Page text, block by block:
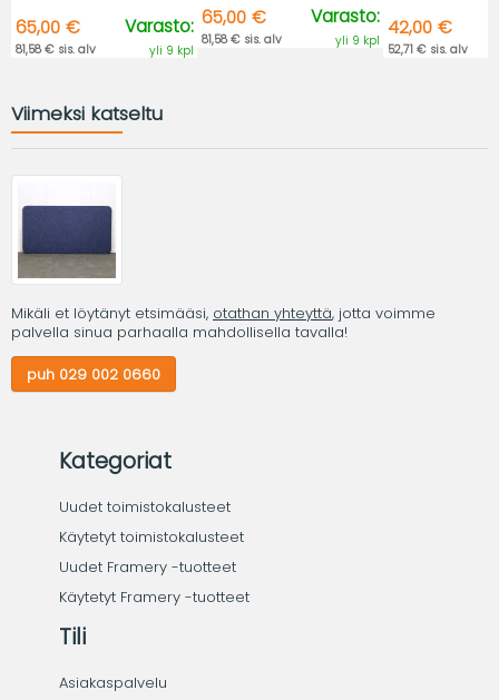
65,00 €
81,58 € sis. alv
Varasto:
yli 9 kpl
65,00 €
81,58 € sis. alv
Varasto:
yli 9 kpl
42,00 €
52,71 € sis. alv
Viimeksi katseltu
Mikäli et löytänyt etsimääsi, otathan yhteyttä, jotta voimme
palvella sinua parhaalla mahdollisella tavalla!
puh 029 002 0660
Kategoriat
Uudet toimistokalusteet
Käytetyt toimistokalusteet
Uudet Framery -tuotteet
Käytetyt Framery -tuotteet
Tili
Asiakaspalvelu